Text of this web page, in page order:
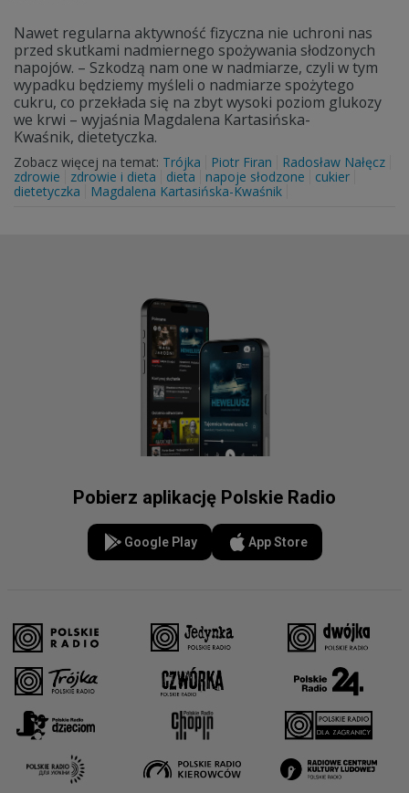
Nawet regularna aktywność fizyczna nie uchroni nas
przed skutkami nadmiernego spożywania słodzonych
napojów. – Szkodzą nam one w nadmiarze, czyli w tym
wypadku będziemy myśleli o nadmiarze spożytego
cukru, co przekłada się na zbyt wysoki poziom glukozy
we krwi – wyjaśnia Magdalena Kartasińska-
Kwaśnik, dietetyczka.
Zobacz więcej na temat: Trójka Piotr Firan
Radosław Nałęcz
zdrowie
zdrowie i dieta dieta napoje słodzone
cukier
dietetyczka
Magdalena Kartasińska-Kwaśnik
Pobierz aplikację Polskie Radio
Google Play App Store